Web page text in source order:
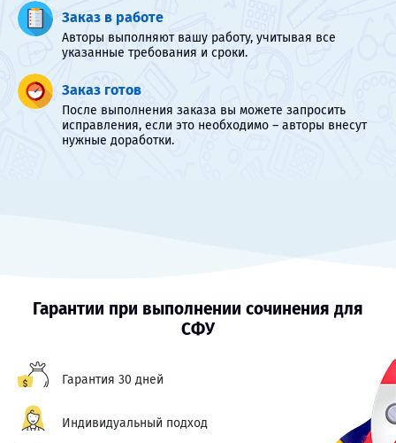
Заказ в работе
Авторы выполняют вашу работу, учитывая все
указанные требования и сроки.
Заказ готов
После выполнения заказа вы можете запросить
исправления, если это необходимо – авторы внесут
нужные доработки.
Гарантии при выполнении сочинения для
СФУ
Гарантия 30 дней
Индивидуальный подход